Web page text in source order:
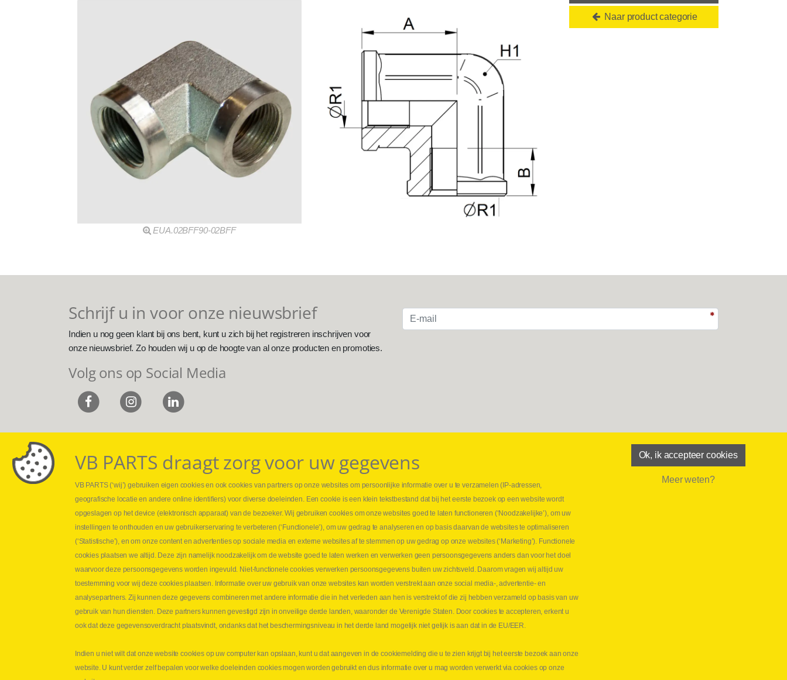
EUA.02BFF90-02BFF
Naar product categorie
Schrijf u in voor onze nieuwsbrief
Indien u nog geen klant bij ons bent, kunt u zich bij het registreren inschrijven voor
onze nieuwsbrief. Zo houden wij u op de hoogte van al onze producten en promoties.
Volg ons op Social Media
Webshop
Nieuws
Jobs
Leveringen
Drukcontrole set
Persmaten
Hydraulische slangen
Contact VB Parts
Abraham Hansstraat 7
B-8800 Roeselare
E-mail info@vbparts.be
⏳ Laatste maand Webtec-promotie!
⏳ Laatste kans voor onze promo
snelkoppelingen!
1 juni 2026
Lees meer NL
VB PARTS draagt zorg voor uw gegevens
VB PARTS (‘wij’) gebruiken eigen cookies en ook cookies van partners op onze websites om persoonlijke informatie over u te verzamelen (IP-adressen,
geografische locatie en andere online identifiers) voor diverse doeleinden. Een cookie is een klein tekstbestand dat bij het eerste bezoek op een website wordt
opgeslagen op het device (elektronisch apparaat) van de bezoeker. Wij gebruiken cookies om onze websites goed te laten functioneren (‘Noodzakelijke’), om uw
instellingen te onthouden en uw gebruikerservaring te verbeteren (‘Functionele’), om uw gedrag te analyseren en op basis daarvan de websites te optimaliseren
(‘Statistische’), en om onze content en advertenties op sociale media en externe websites af te stemmen op uw gedrag op onze websites (‘Marketing’). Functionele
cookies plaatsen we altijd. Deze zijn namelijk noodzakelijk om de website goed te laten werken en verwerken geen persoonsgegevens anders dan voor het doel
waarvoor deze persoonsgegevens worden ingevuld. Niet-functionele cookies verwerken persoonsgegevens buiten uw zichtsveld. Daarom vragen wij altijd uw
toestemming voor wij deze cookies plaatsen. Informatie over uw gebruik van onze websites kan worden verstrekt aan onze social media-, advertentie- en
analysepartners. Zij kunnen deze gegevens combineren met andere informatie die in het verleden aan hen is verstrekt of die zij hebben verzameld op basis van uw
gebruik van hun diensten. Deze partners kunnen gevestigd zijn in onveilige derde landen, waaronder de Verenigde Staten. Door cookies te accepteren, erkent u
ook dat deze gegevensoverdracht plaatsvindt, ondanks dat het beschermingsniveau in het derde land mogelijk niet gelijk is aan dat in de EU/EER.
Indien u niet wilt dat onze website cookies op uw computer kan opslaan, kunt u dat aangeven in de cookiemelding die u te zien krijgt bij het eerste bezoek aan onze
website. U kunt verder zelf bepalen voor welke doeleinden cookies mogen worden gebruikt en dus informatie over u mag worden verwerkt via cookies op onze
Ok, ik accepteer cookies
Meer weten?